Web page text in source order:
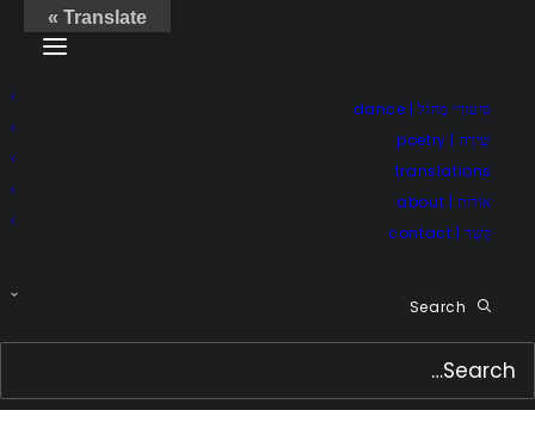
סִיעוּרֵי מָחוֹל | dance
שִׁירָה | poetry
translations
אוֹדוֹת | about
קֶשֶׁר | contact
Search
Translate »